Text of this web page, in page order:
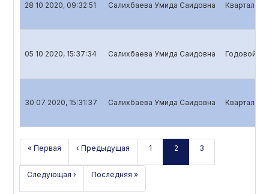
28 10 2020, 09:32:51 Салихбаева Умида Саидовна
05 10 2020, 15:37:34 Салихбаева Умида Саидовна Годовой
30 07 2020, 15:31:37 Салихбаева Умида Саидовна
« Первая ‹ Предыдущая 1 2 3
Следующая › Последняя »